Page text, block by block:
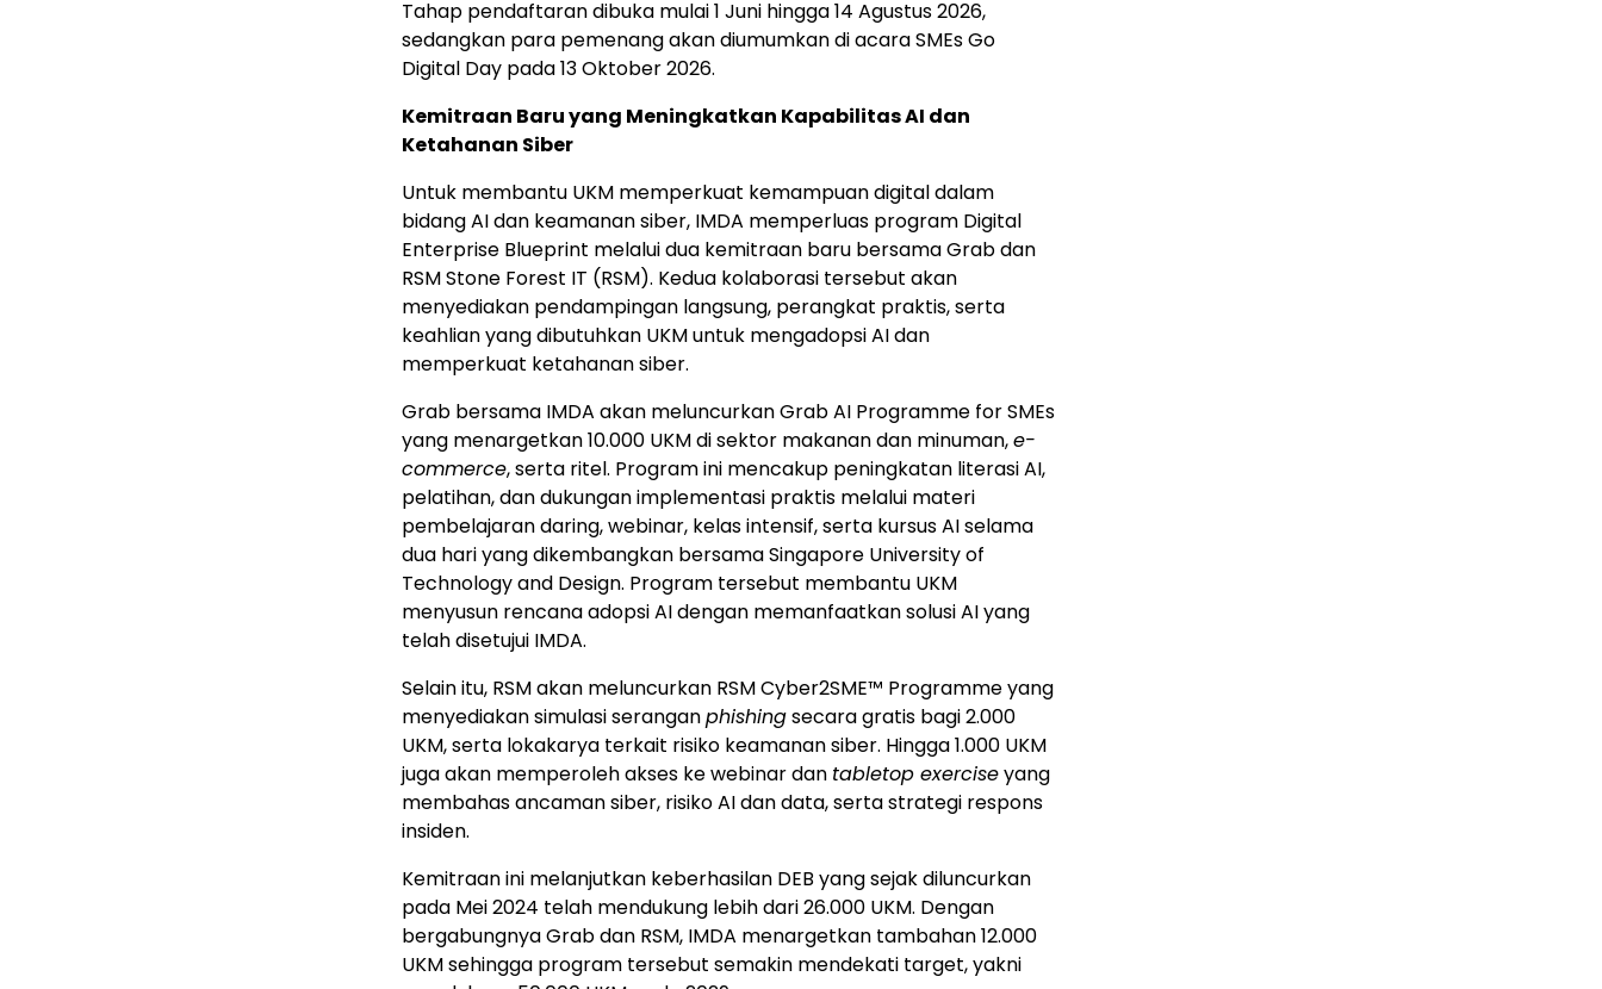
Tahap pendaftaran dibuka mulai 1 Juni hingga 14 Agustus 2026,
sedangkan para pemenang akan diumumkan di acara SMEs Go
Digital Day pada 13 Oktober 2026.
Kemitraan Baru yang Meningkatkan Kapabilitas AI dan
Ketahanan Siber
Untuk membantu UKM memperkuat kemampuan digital dalam
bidang AI dan keamanan siber, IMDA memperluas program Digital
Enterprise Blueprint melalui dua kemitraan baru bersama Grab dan
RSM Stone Forest IT (RSM). Kedua kolaborasi tersebut akan
menyediakan pendampingan langsung, perangkat praktis, serta
keahlian yang dibutuhkan UKM untuk mengadopsi AI dan
memperkuat ketahanan siber.
Grab bersama IMDA akan meluncurkan Grab AI Programme for SMEs
yang menargetkan 10.000 UKM di sektor makanan dan minuman,e-
commerce, serta ritel. Program ini mencakup peningkatan literasi AI,
pelatihan, dan dukungan implementasi praktis melalui materi
pembelajaran daring, webinar, kelas intensif, serta kursus AI selama
dua hari yang dikembangkan bersama Singapore University of
Technology and Design. Program tersebut membantu UKM
menyusun rencana adopsi AI dengan memanfaatkan solusi AI yang
telah disetujui IMDA.
Selain itu, RSM akan meluncurkan RSM Cyber2SME™ Programme yang
menyediakan simulasi seranganphishingsecara gratis bagi 2.000
UKM, serta lokakarya terkait risiko keamanan siber. Hingga 1.000 UKM
juga akan memperoleh akses ke webinar dan tabletop exerciseyang
membahas ancaman siber, risiko AI dan data, serta strategi respons
insiden.
Kemitraan ini melanjutkan keberhasilan DEB yang sejak diluncurkan
pada Mei 2024 telah mendukung lebih dari 26.000 UKM. Dengan
bergabungnya Grab dan RSM, IMDA menargetkan tambahan 12.000
UKM sehingga program tersebut semakin mendekati target, yakni